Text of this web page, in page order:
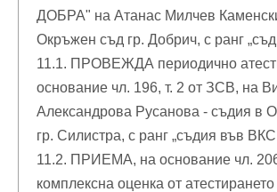
ДОБРА" на Атанас Милчев
Окръжен съд гр. Добрич, с ранг
11.1. ПРОВЕЖДА периодично
основание чл. 196, т. 2 от ЗСВ, на
Александрова Русанова - съдия в
гр. Силистра, с ранг „съдия във
11.2. ПРИЕМА, на основание чл.
комплексна оценка от